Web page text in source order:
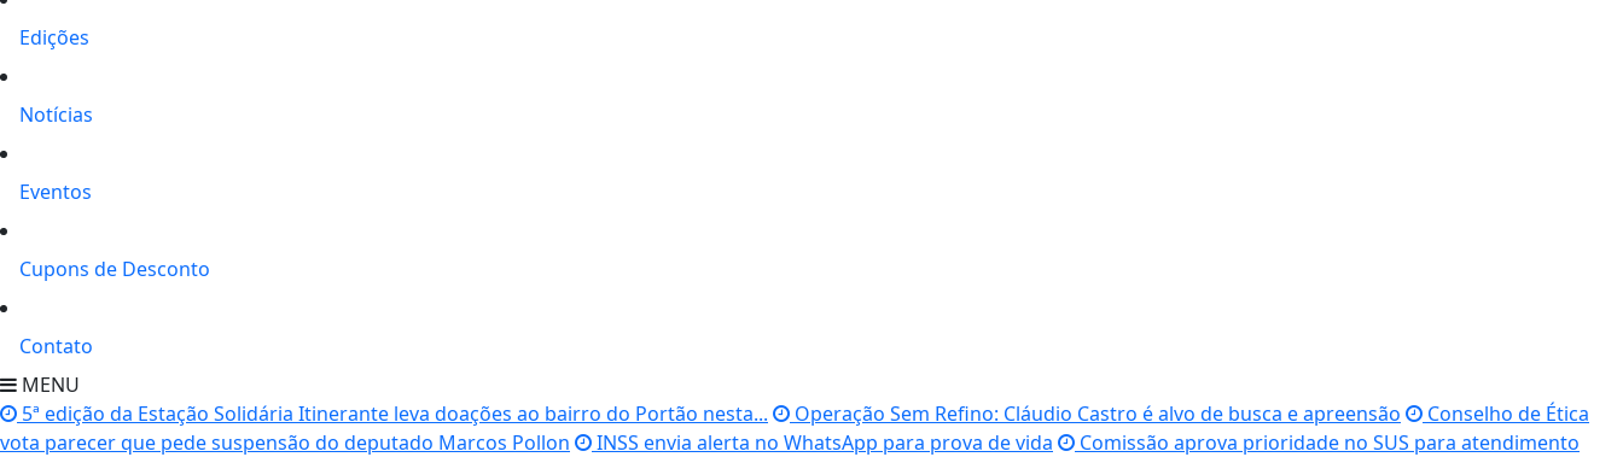
Edições
Notícias
Eventos
Cupons de Desconto
Contato
MENU
5ª edição da Estação Solidária Itinerante leva doações ao bairro do Portão nesta...
Operação Sem Refino: Cláudio Castro é alvo de busca e apreensão
Conselho de Ética
vota parecer que pede suspensão do deputado Marcos Pollon
INSS envia alerta no WhatsApp para prova de vida
Comissão aprova prioridade no SUS para atendimento